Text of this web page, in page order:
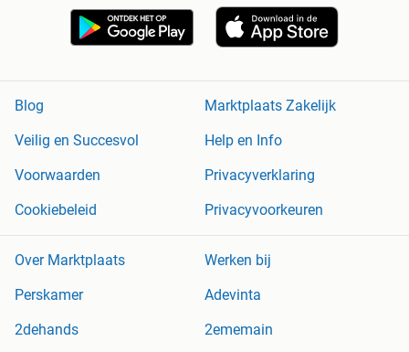
Blog
Marktplaats Zakelijk
Veilig en Succesvol
Help en Info
Voorwaarden
Privacyverklaring
Cookiebeleid
Privacyvoorkeuren
Over Marktplaats
Werken bij
Perskamer
Adevinta
2dehands
2ememain